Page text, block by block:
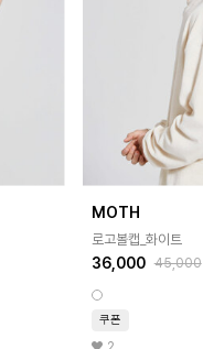
MOTH
로고볼캡_화이트
36,000 45,000
쿠폰